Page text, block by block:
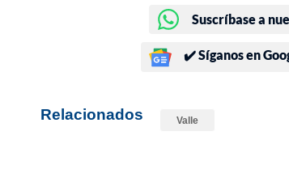
Suscríbase a
✔️ Síganos en
Relacionados Valle